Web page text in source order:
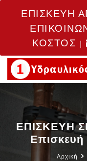
ΕΠΙΣΚΕΥΗ
ΚΟΣΤΟΣ |
ΕΠΙΣΚΕΥΗ
Αρχική